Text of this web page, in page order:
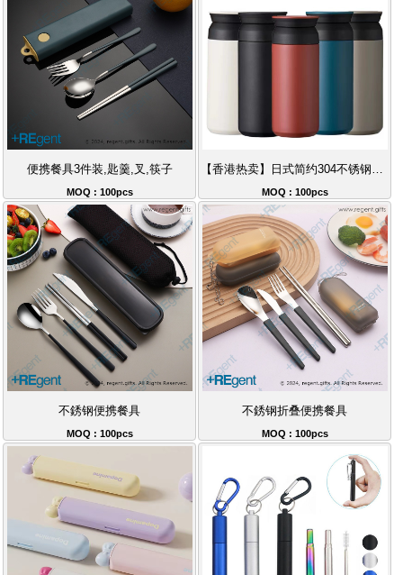
便携餐具3件装,匙羹,叉,筷子
MOQ : 100pcs
【香港热卖】日式简约304不锈钢保温杯 磨砂随手杯 办公室礼品推荐 保温保冷必备
MOQ : 100pcs
不銹钢便携餐具
MOQ : 100pcs
不銹钢折叠便携餐具
MOQ : 100pcs